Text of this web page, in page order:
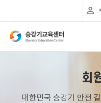
회
대한민국 승강기 안전